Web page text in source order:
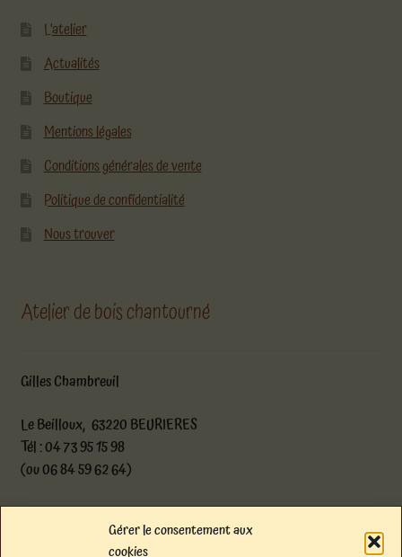
Gérer le consentement aux
cookies
L’atelier
Actualités
Boutique
Mentions légales
Conditions générales de vente
Politique de confidentialité
Nous trouver
Atelier de bois chantourné
Gilles Chambreuil
Le Beilloux, 63220 BEURIERES
Tél : 04 73 95 15 98
(ou 06 84 59 62 64)
atelier@boischantourne.com